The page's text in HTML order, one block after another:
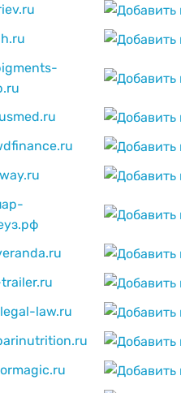
law.ru